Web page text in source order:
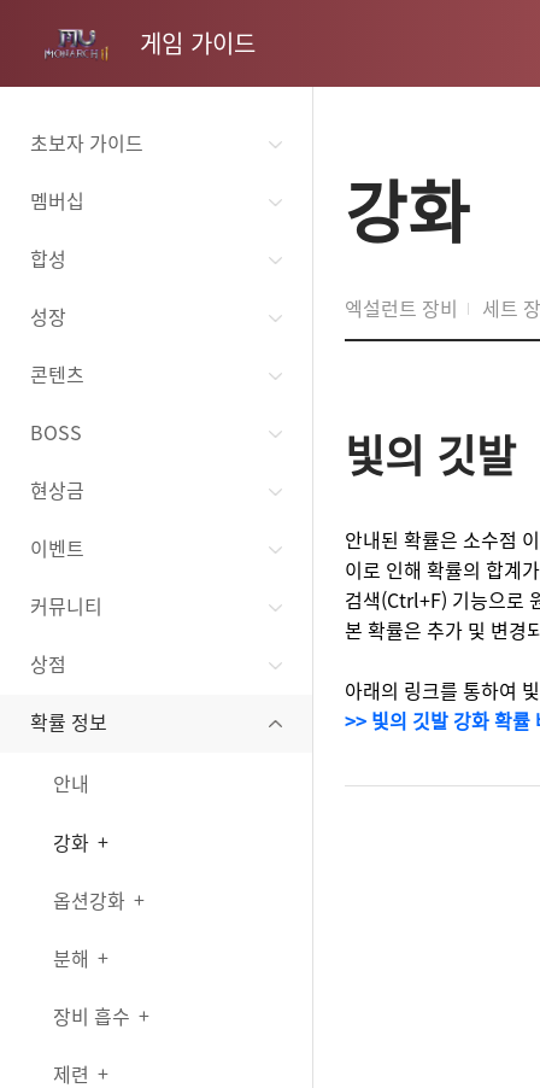
게임 가이드
초보자 가이드
멤버십
합성
성장
콘텐츠
BOSS
현상금
이벤트
커뮤니티
상점
확률 정보
안내
강화
옵션강화
분해
장비 흡수
제련
강화
엑설런트 장비 세트
빛의 깃발
안내된 확률은 소수점
이로 인해 확률의 합계
검색(Ctrl+F) 기능으로
본 확률은 추가 및 변경
아래의 링크를 통하여
>> 빛의 깃발 강화 확률